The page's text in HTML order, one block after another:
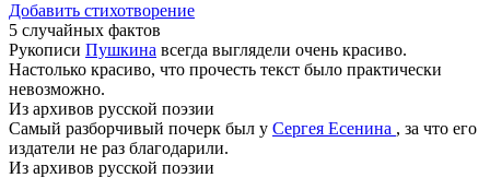
Добавить стихотворение
5 случайных фактов
Рукописи Пушкина всегда выглядели очень красиво.
Настолько красиво, что прочесть текст было практически
невозможно.
Из архивов русской поэзии
Самый разборчивый почерк был у Сергея Есенина , за что его
издатели не раз благодарили.
Из архивов русской поэзии